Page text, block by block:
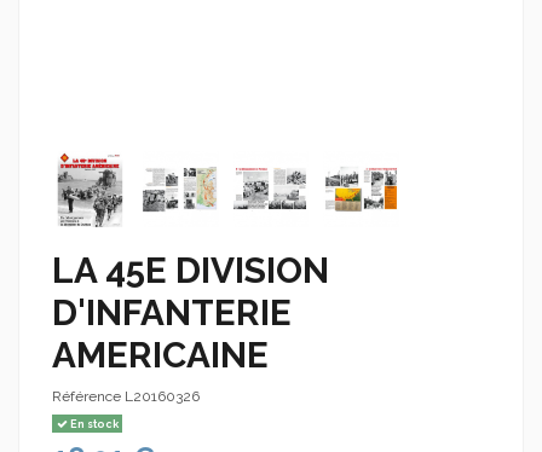
LA 45E DIVISION
D'INFANTERIE
AMERICAINE
Référence L20160326
En stock